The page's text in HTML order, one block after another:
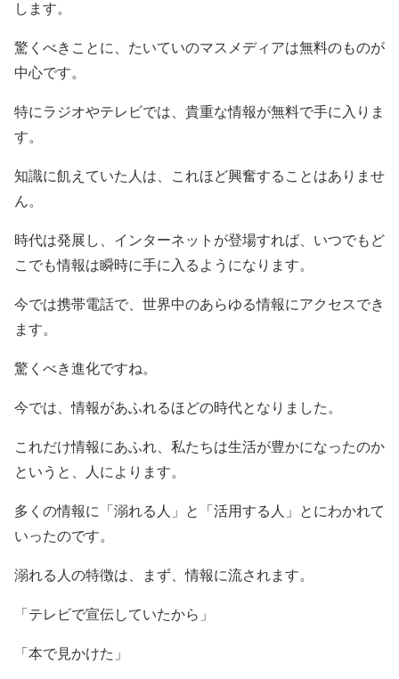
します。
驚くべきことに、たいていのマスメディアは無料のものが
中心です。
特にラジオやテレビでは、貴重な情報が無料で手に入りま
す。
知識に飢えていた人は、これほど興奮することはありませ
ん。
時代は発展し、インターネットが登場すれば、いつでもど
こでも情報は瞬時に手に入るようになります。
今では携帯電話で、世界中のあらゆる情報にアクセスでき
ます。
驚くべき進化ですね。
今では、情報があふれるほどの時代となりました。
これだけ情報にあふれ、私たちは生活が豊かになったのか
というと、人によります。
多くの情報に「溺れる人」と「活用する人」とにわかれて
いったのです。
溺れる人の特徴は、まず、情報に流されます。
「テレビで宣伝していたから」
「本で見かけた」